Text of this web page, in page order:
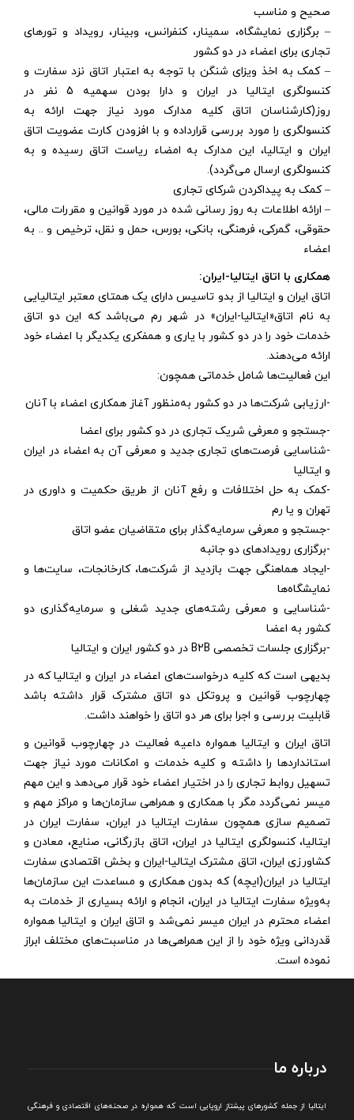
صحیح و مناسب
– برگزاری نمایشگاه، سمینار، کنفرانس، وبینار، رویداد و تورهای
تجاری برای اعضاء در دو کشور
– کمک به اخذ ویزای شنگن با توجه به اعتبار اتاق نزد سفارت و
کنسولگری ایتالیا در ایران و دارا بودن سهمیه 5 نفر در
روز(کارشناسان اتاق کلیه مدارک مورد نیاز جهت ارائه به
کنسولگری را مورد بررسی قرارداده و با افزودن کارت عضویت اتاق
ایران و ایتالیا، این مدارک به امضاء ریاست اتاق رسیده و به
کنسولگری ارسال می‌گردد).
– کمک به پیداکردن شرکای تجاری
– ارائه اطلاعات به روز رسانی شده در مورد قوانین و مقررات مالی،
حقوقی، گمرکی، فرهنگی، بانکی، بورس، حمل و نقل، ترخیص و .. به
اعضاء
همکاری با اتاق ایتالیا-ایران:
اتاق ایران و ایتالیا از بدو تاسیس دارای یک همتای معتبر ایتالیایی
به نام اتاق«ایتالیا-ایران» در شهر رم می‌باشد که این دو اتاق
خدمات خود را در دو کشور با یاری و همفکری یکدیگر با اعضاء خود
ارائه می‌دهند.
این فعالیت‌ها شامل خدماتی همچون:
-ارزیابی شرکت‌ها در دو کشور به‌منظور آغاز همکاری اعضاء با آنان
-جستجو و معرفی شریک تجاری در دو کشور برای اعضا
-شناسایی فرصت‌های تجاری جدید و معرفی آن به اعضاء در ایران
و ایتالیا
-کمک به حل اختلافات و رفع آنان از طریق حکمیت و داوری در
تهران و یا رم
-جستجو و معرفی سرمایه‌گذار برای متقاضیان عضو اتاق
-برگزاری رویدادهای دو جانبه
-ایجاد هماهنگی جهت بازدید از شرکت‌ها، کارخانجات، سایت‌ها و
نمایشگاه‌ها
-شناسایی و معرفی رشته‌های جدید شغلی و سرمایه‌گذاری دو
کشور به اعضا
-برگزاری جلسات تخصصی B2B در دو کشور ایران و ایتالیا
بدیهی است که کلیه درخواست‌های اعضاء در ایران و ایتالیا که در
چهارچوب قوانین و پروتکل‌ دو اتاق مشترک قرار داشته باشد
قابلیت بررسی و اجرا برای هر دو اتاق را خواهند داشت.
اتاق ایران و ایتالیا همواره داعیه فعالیت در چهارچوب قوانین و
استانداردها را داشته و کلیه خدمات و امکانات مورد نیاز جهت
تسهیل روابط تجاری را در اختیار اعضاء خود قرار می‌دهد و این مهم
میسر نمی‌گردد مگر با همکاری و همراهی سازمان‌ها و مراکز مهم و
تصمیم سازی همچون سفارت ایتالیا در ایران، سفارت ایران در
ایتالیا، کنسولگری ایتالیا در ایران، اتاق بازرگانی، صنایع، معادن و
کشاورزی ایران، اتاق مشترک ایتالیا-ایران و بخش اقتصادی سفارت
ایتالیا در ایران(ایچه) که بدون همکاری و مساعدت این سازمان‌ها
به‌ویژه سفارت ایتالیا در ایران، انجام و ارائه بسیاری از خدمات به
اعضاء محترم در ایران میسر نمی‌شد و اتاق ایران و ایتالیا همواره
قدردانی ویژه خود را از این همراهی‌ها در مناسبت‌های مختلف ابراز
نموده است.
درباره ما
ايتاليا از جمله کشورهای پيشتاز اروپایی است که همواره در صحنه‌های اقتصادی و فرهنگی